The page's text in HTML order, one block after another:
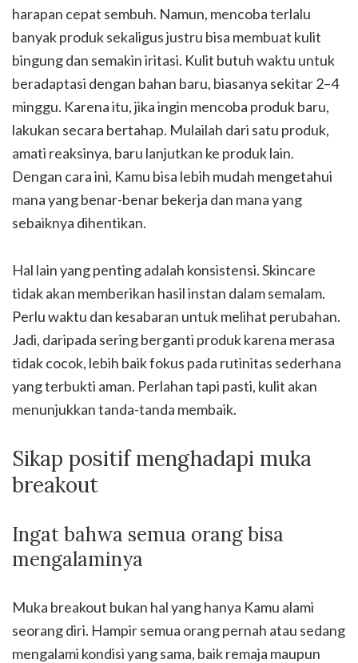
harapan cepat sembuh. Namun, mencoba terlalu
banyak produk sekaligus justru bisa membuat kulit
bingung dan semakin iritasi. Kulit butuh waktu untuk
beradaptasi dengan bahan baru, biasanya sekitar 2–4
minggu. Karena itu, jika ingin mencoba produk baru,
lakukan secara bertahap. Mulailah dari satu produk,
amati reaksinya, baru lanjutkan ke produk lain.
Dengan cara ini, Kamu bisa lebih mudah mengetahui
mana yang benar-benar bekerja dan mana yang
sebaiknya dihentikan.
Hal lain yang penting adalah konsistensi. Skincare
tidak akan memberikan hasil instan dalam semalam.
Perlu waktu dan kesabaran untuk melihat perubahan.
Jadi, daripada sering berganti produk karena merasa
tidak cocok, lebih baik fokus pada rutinitas sederhana
yang terbukti aman. Perlahan tapi pasti, kulit akan
menunjukkan tanda-tanda membaik.
Sikap positif menghadapi muka
breakout
Ingat bahwa semua orang bisa
mengalaminya
Muka breakout bukan hal yang hanya Kamu alami
seorang diri. Hampir semua orang pernah atau sedang
mengalami kondisi yang sama, baik remaja maupun